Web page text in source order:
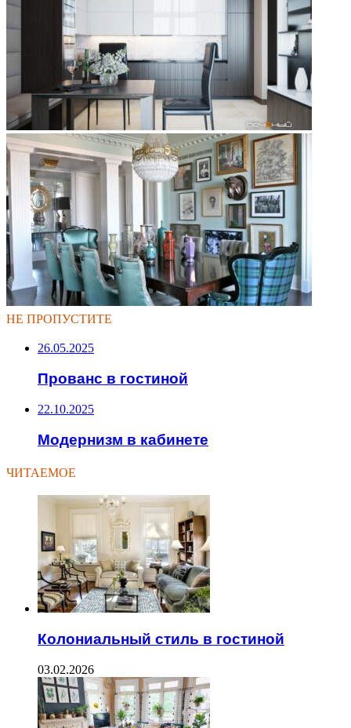
НЕ ПРОПУСТИТЕ
26.05.2025
Прованс в гостиной
22.10.2025
Модернизм в кабинете
ЧИТАЕМОЕ
Колониальный стиль в гостиной
03.02.2026